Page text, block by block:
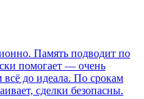
Память подводит по
помогает — очень
всё до идеала. По срокам
сделки безопасны.